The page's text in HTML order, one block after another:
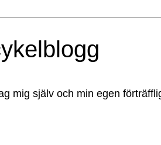
mig själv och min egen